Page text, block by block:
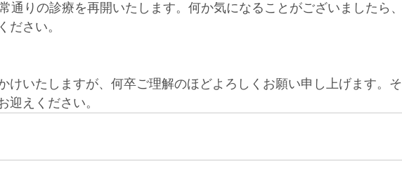
通りの診療を再開いたします。何か気になることがございましたら、
ださい。
けいたしますが、何卒ご理解のほどよろしくお願い申し上げます。そ
迎えください。